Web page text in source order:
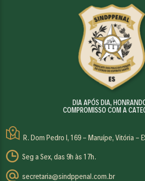
DIA APÓS DIA,
COMPROMISSO COM A
R. Dom Pedro I, 169 - Maruípe, Vitória -
Seg a Sex, das 9h às 17h.
secretaria@sindppenal.com.br